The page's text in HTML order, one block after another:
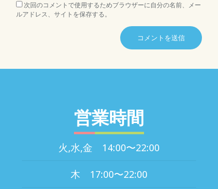
次回のコメントで使用するためブラウザーに自分の名前、メー
ルアドレス、サイトを保存する。
営業時間
火,水,金 14:00〜22:00
木 17:00〜22:00